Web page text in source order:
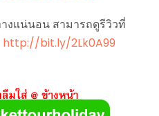
งแน่นอน สามารถดูรีวิวที่
http://bit.ly/2Lk0A99